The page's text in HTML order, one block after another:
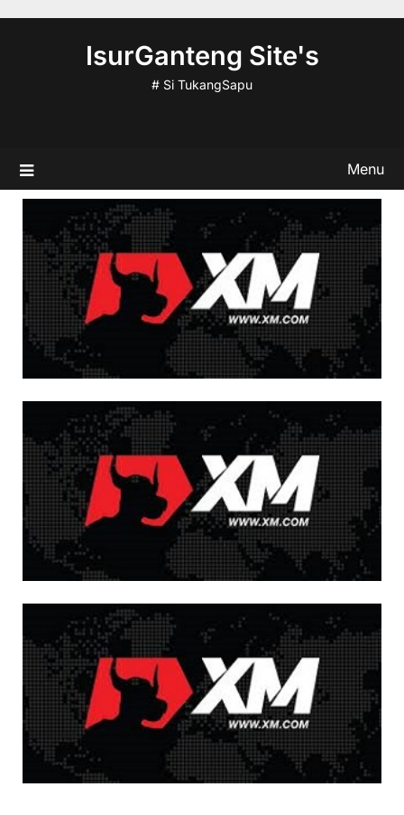
IsurGanteng Site's
# Si TukangSapu
Menu